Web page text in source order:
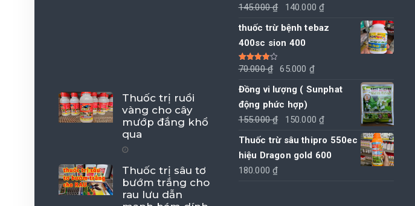
Thuốc trị ruồi
vàng cho cây
mướp đắng khổ
qua
Thuốc trị sâu tơ
bướm trắng cho
rau lưu dẫn
145.000₫
Giá
gốc
140.000₫
thuốc trừ bệnh tebaz
400sc sion 400
Được xếp
hạng4.00
70.000₫
Giá
là:
70.000 ₫.
65.000 ₫
hiện
là:
Đồng vi lượng ( Sunphat
động phức hợp)
155.000₫
Giá
gốc
150.000₫
hiện
tại
Thuốc trừ sâu thipro 550ec
hiệu Dragon gold 600
180.000₫